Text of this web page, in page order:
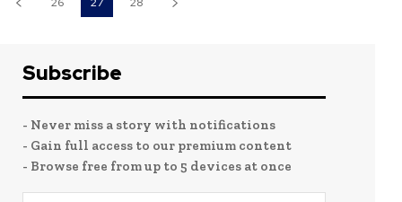
26 27 28
Subscribe
- Never miss a story with notifications
- Gain full access to our premium content
- Browse free from up to 5 devices at once